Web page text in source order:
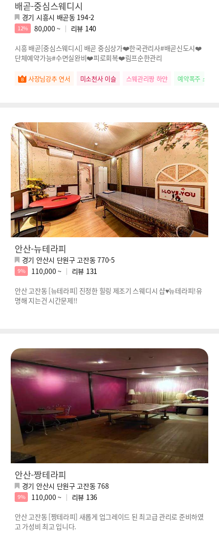
배곧-중심스웨디시
경기 시흥시 배곧동 194-2
12% 80,000 ~ 리뷰 140
시흥 배곧[중심스웨디시] 배곧 중심상가❤️한국관리사#배곧신도시❤️
단체예약가능#수면실완비❤️피로회복❤️림프순한관리
사장님강추 연서 미소천사 이슬 스웨관리짱 하얀 예약폭주 소희
안산-뉴테라피
경기 안산시 단원구 고잔동 770-5
9% 110,000 ~ 리뷰 131
안산 고잔동 [뉴테라피] 진정한 힐링 제조기 스웨디시 샵♥뉴테라피!유
명해 지는건 시간문제!!
안산-짱테라피
경기 안산시 단원구 고잔동 768
9% 110,000 ~ 리뷰 136
안산 고잔동 [짱테라피] 새롭게 업그레이드 된 최고급 관리로 준비하였
고 가성비 최고 입니다.